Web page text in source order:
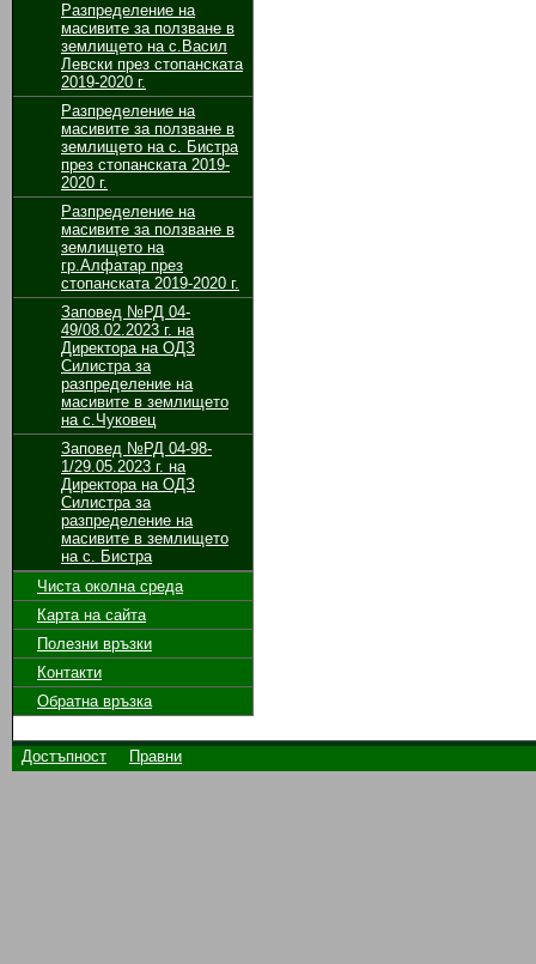
Разпределение на
масивите за ползване в
землището на с.Васил
Левски през стопанската
2019-2020 г.
Разпределение на
масивите за ползване в
землището на с. Бистра
през стопанската 2019-
2020 г.
Разпределение на
масивите за ползване в
землището на
гр.Алфатар през
стопанската 2019-2020 г.
Заповед №РД 04-
49/08.02.2023 г. на
Директора на ОДЗ
Силистра за
разпределение на
масивите в землището
на с.Чуковец
Заповед №РД 04-98-
1/29.05.2023 г. на
Директора на ОДЗ
Силистра за
разпределение на
масивите в землището
на с. Бистра
Чиста околна среда
Карта на сайта
Полезни връзки
Контакти
Обратна връзка
Достъпност Правни